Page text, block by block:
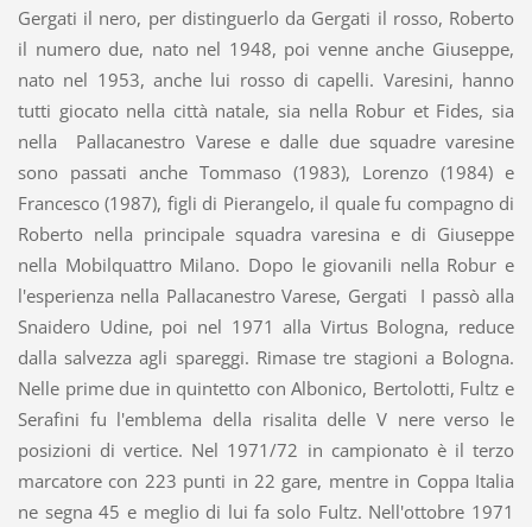
Gergati il nero, per distinguerlo da Gergati il rosso, Roberto
il numero due, nato nel 1948, poi venne anche Giuseppe,
nato nel 1953, anche lui rosso di capelli. Varesini, hanno
tutti giocato nella città natale, sia nella Robur et Fides, sia
nella Pallacanestro Varese e dalle due squadre varesine
sono passati anche Tommaso (1983), Lorenzo (1984) e
Francesco (1987), figli di Pierangelo, il quale fu compagno di
Roberto nella principale squadra varesina e di Giuseppe
nella Mobilquattro Milano. Dopo le giovanili nella Robur e
l'esperienza nella Pallacanestro Varese, Gergati I passò alla
Snaidero Udine, poi nel 1971 alla Virtus Bologna, reduce
dalla salvezza agli spareggi. Rimase tre stagioni a Bologna.
Nelle prime due in quintetto con Albonico, Bertolotti, Fultz e
Serafini fu l'emblema della risalita delle V nere verso le
posizioni di vertice. Nel 1971/72 in campionato è il terzo
marcatore con 223 punti in 22 gare, mentre in Coppa Italia
ne segna 45 e meglio di lui fa solo Fultz. Nell'ottobre 1971